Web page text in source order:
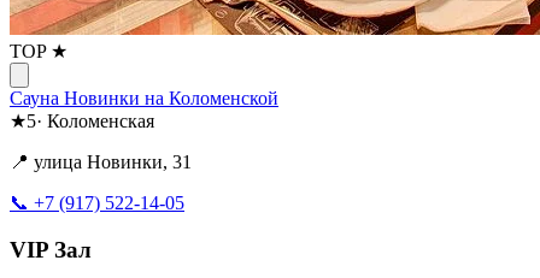
TOP ★
Сауна Новинки на Коломенской
★5· Коломенская
📍 улица Новинки, 31
📞 +7 (917) 522-14-05
VIP Зал